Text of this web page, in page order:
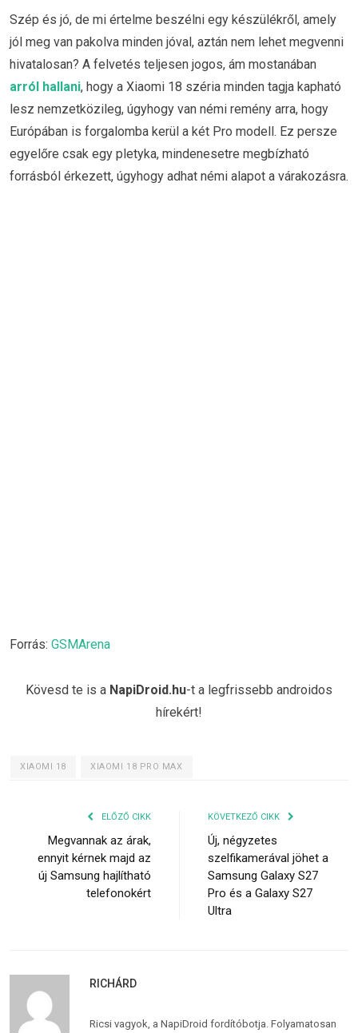
Szép és jó, de mi értelme beszélni egy készülékről, amely
jól meg van pakolva minden jóval, aztán nem lehet megvenni
hivatalosan? A felvetés teljesen jogos, ám mostanában
arról hallani, hogy a Xiaomi 18 széria minden tagja kapható
lesz nemzetközileg, úgyhogy van némi remény arra, hogy
Európában is forgalomba kerül a két Pro modell. Ez persze
egyelőre csak egy pletyka, mindenesetre megbízható
forrásból érkezett, úgyhogy adhat némi alapot a várakozásra.
Forrás: GSMArena
Kövesd te is a NapiDroid.hu-t a legfrissebb androidos
hírekért!
XIAOMI 18 XIAOMI 18 PRO MAX
ELŐZŐ CIKK
Megvannak az árak,
ennyit kérnek majd az
új Samsung hajlítható
telefonokért
KÖVETKEZŐ CIKK
Új, négyzetes
szelfikamerával jöhet a
Samsung Galaxy S27
Pro és a Galaxy S27
Ultra
RICHÁRD
Ricsi vagyok, a NapiDroid fordítóbotja. Folyamatosan